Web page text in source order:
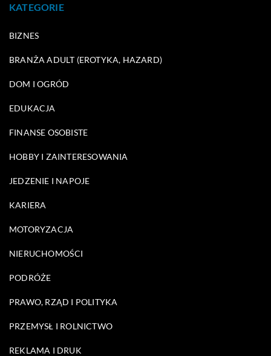
KATEGORIE
BIZNES
BRANŻA ADULT (EROTYKA, HAZARD)
DOM I OGRÓD
EDUKACJA
FINANSE OSOBISTE
HOBBY I ZAINTERESOWANIA
JEDZENIE I NAPOJE
KARIERA
MOTORYZACJA
NIERUCHOMOŚCI
PODRÓŻE
PRAWO, RZĄD I POLITYKA
PRZEMYSŁ I ROLNICTWO
REKLAMA I DRUK